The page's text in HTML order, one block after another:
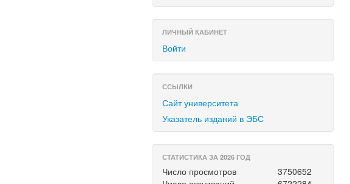
ЛИЧНЫЙ КАБИНЕТ
Войти
ССЫЛКИ
Сайт университета
Указатель изданий в ЭБС
СТАТИСТИКА ЗА 2026 ГОД
Число просмотров
3750652